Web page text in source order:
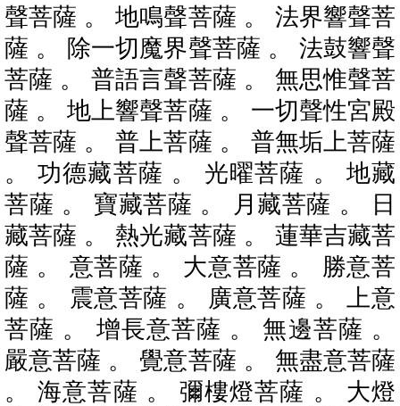
聲菩薩 。 地鳴聲菩薩 。 法界響聲菩
薩 。 除一切魔界聲菩薩 。 法鼓響聲
菩薩 。 普語言聲菩薩 。 無思惟聲菩
薩 。 地上響聲菩薩 。 一切聲性宮殿
聲菩薩 。 普上菩薩 。 普無垢上菩薩
。 功德藏菩薩 。 光曜菩薩 。 地藏
菩薩 。 寶藏菩薩 。 月藏菩薩 。 日
藏菩薩 。 熱光藏菩薩 。 蓮華吉藏菩
薩 。 意菩薩 。 大意菩薩 。 勝意菩
薩 。 震意菩薩 。 廣意菩薩 。 上意
菩薩 。 增長意菩薩 。 無邊菩薩 。
嚴意菩薩 。 覺意菩薩 。 無盡意菩薩
。 海意菩薩 。 彌樓燈菩薩 。 大燈